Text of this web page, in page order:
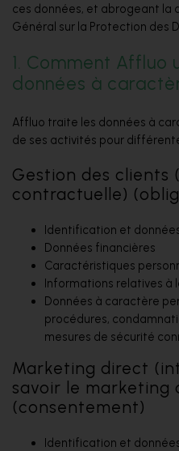
ces données, et abrogeant la
Général sur la Protection des
1. Comment Affluo
données à
Affluo traite les données à
de ses activités pour
Gestion des clients
contractuelle)
Identification et
Données financières
Caractéristiques
Informations relatives à
Données à caractère
procédures,
mesures de sécurité
Marketing direct
savoir le marketing
(consentement)
Identification et